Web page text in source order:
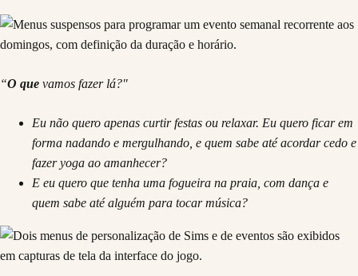
“O que vamos fazer lá?"
Eu não quero apenas curtir festas ou relaxar. Eu quero ficar em
forma nadando e mergulhando, e quem sabe até acordar cedo e
fazer yoga ao amanhecer?
E eu quero que tenha uma fogueira na praia, com dança e
quem sabe até alguém para tocar música?